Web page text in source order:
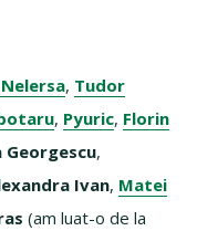
, Tudor
, Pyuric, Florin
Georgescu,
Ivan, Matei
(am luat-o de la